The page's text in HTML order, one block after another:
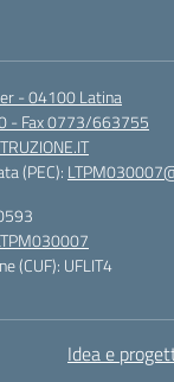
- 04100 Latina
- Fax 0773/663755
(PEC):
(CUF): UFLIT4
Idea e